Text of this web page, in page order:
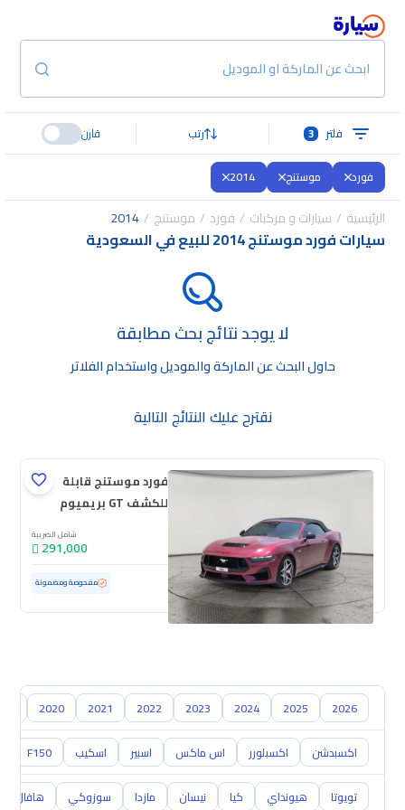
ابحث عن الماركة او الموديل
فلتر 3 رتب قارن
فورد موستنج 2014
الرئيسية سيارات و مركبات فورد موستنج 2014
سيارات فورد موستنج 2014 للبيع في السعودية
لا يوجد نتائج بحث مطابقة
حاول البحث عن الماركة والموديل واستخدام الفلاتر
نقترح عليك النتائج التالية
فورد موستنج قابلة
للكشف GT بريميوم
شامل الضريبة
291,000
مستعملة 4,630 كم ممشى قليل مفحوصة ومضمونة
2026
2025
2024
2023
2022
2021
2020
اكسبدشن اكسبلورر اس ماكس اسبير اسكيب F150
تويوتا هيونداي كيا نيسان مازدا سوزوكي هافال